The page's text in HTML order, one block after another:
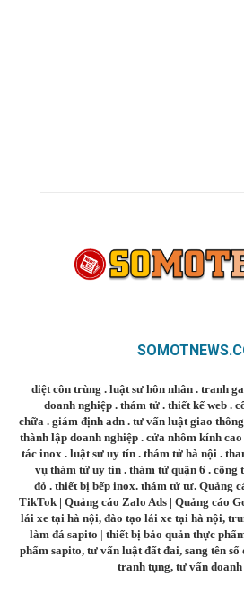
diệt côn trùng . luật sư hôn nhân . tranh
doanh nghiệp . thám tử . thiết kế web .
chữa . giám định adn. tư vấn luật giao thông
thành lập doanh nghiệp . cửa nhôm kính cao
tác inox . luật sư uy tín. thám tử hà nội .
vụ thám tử uy tín . thám tử quận 6 . công
đỏ . thiết bị bếp inox. thám tử tư. Quảng
TikTok | Quảng cáo Zalo Ads | Quảng cáo
lái xe tại hà nội, đào tạo lái xe tại hà nội,
làm đá sapito | thiết bị bảo quản thực
phẩm sapito, tư vấn luật đất đai, sang tên sổ
tranh tụng, tư vấn